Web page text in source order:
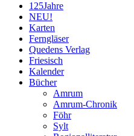
125Jahre
NEU!
Karten
Ferngläser
Quedens Verlag
Friesisch
Kalender
Bücher
Amrum
Amrum-Chronik
Föhr
Sylt